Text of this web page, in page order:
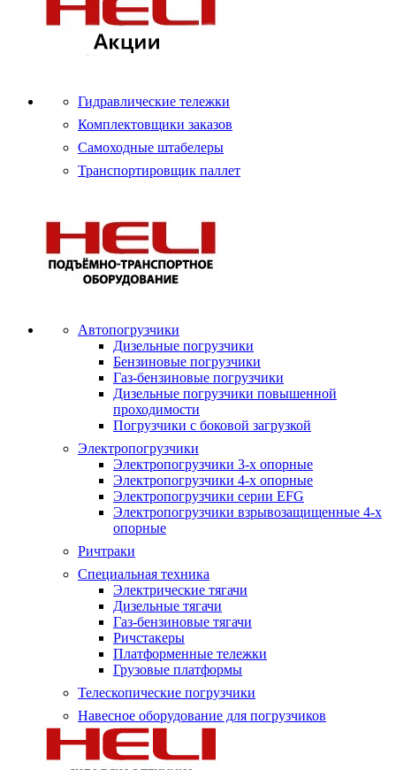
Гидравлические тележки
Комплектовщики заказов
Самоходные штабелеры
Транспортировщик паллет
Автопогрузчики
Дизельные погрузчики
Бензиновые погрузчики
Газ-бензиновые погрузчики
Дизельные погрузчики повышенной
проходимости
Погрузчики с боковой загрузкой
Электропогрузчики
Электропогрузчики 3-х опорные
Электропогрузчики 4-х опорные
Электропогрузчики серии EFG
Электропогрузчики взрывозащищенные 4-х
опорные
Ричтраки
Специальная техника
Электрические тягачи
Дизельные тягачи
Газ-бензиновые тягачи
Ричстакеры
Платформенные тележки
Грузовые платформы
Телескопические погрузчики
Навесное оборудование для погрузчиков